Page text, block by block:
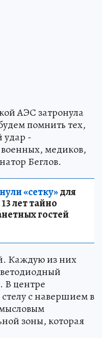
АЭС затронула
помнить тех,
удар -
медиков,
Беглов.
«сетку»для
лет тайно
гостей
Каждую из них
В центре
с навершием в
зоны, которая